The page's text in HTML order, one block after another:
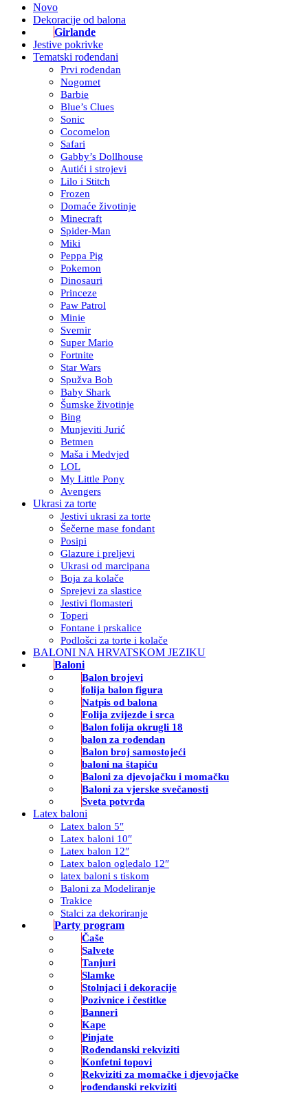
Novo
Dekoracije od balona
Girlande
Jestive pokrivke
Tematski rođendani
Prvi rođendan
Nogomet
Barbie
Blue’s Clues
Sonic
Cocomelon
Safari
Gabby’s Dollhouse
Autići i strojevi
Lilo i Stitch
Frozen
Domaće životinje
Minecraft
Spider-Man
Miki
Peppa Pig
Pokemon
Dinosauri
Princeze
Paw Patrol
Minie
Svemir
Super Mario
Fortnite
Star Wars
Spužva Bob
Baby Shark
Šumske životinje
Bing
Munjeviti Jurić
Betmen
Maša i Medvjed
LOL
My Little Pony
Avengers
Ukrasi za torte
Jestivi ukrasi za torte
Šečerne mase fondant
Posipi
Glazure i preljevi
Ukrasi od marcipana
Boja za kolače
Sprejevi za slastice
Jestivi flomasteri
Toperi
Fontane i prskalice
Podlošci za torte i kolače
BALONI NA HRVATSKOM JEZIKU
Baloni
Balon brojevi
folija balon figura
Natpis od balona
Folija zvijezde i srca
Balon folija okrugli 18
balon za rođendan
Balon broj samostojeći
baloni na štapiću
Baloni za djevojačku i momačku
Baloni za vjerske svečanosti
Sveta potvrda
Latex baloni
Latex balon 5″
Latex baloni 10″
Latex balon 12″
Latex balon ogledalo 12″
latex baloni s tiskom
Baloni za Modeliranje
Trakice
Stalci za dekoriranje
Party program
Čaše
Salvete
Tanjuri
Slamke
Stolnjaci i dekoracije
Pozivnice i čestitke
Banneri
Kape
Pinjate
Rođendanski rekviziti
Konfetni topovi
Rekviziti za momačke i djevojačke
rođendanski rekviziti